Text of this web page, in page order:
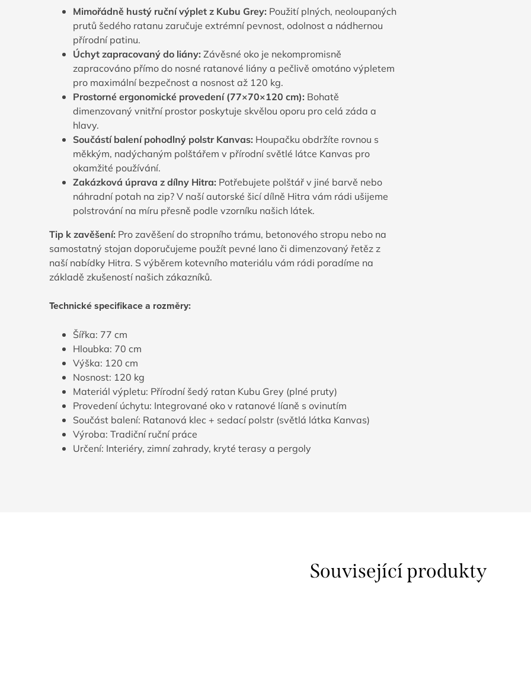
Mimořádně hustý ruční výplet z Kubu Grey: Použití plných, neoloupaných
prutů šedého ratanu zaručuje extrémní pevnost, odolnost a nádhernou
přírodní patinu.
Úchyt zapracovaný do liány: Závěsné oko je nekompromisně
zapracováno přímo do nosné ratanové liány a pečlivě omotáno výpletem
pro maximální bezpečnost a nosnost až 120 kg.
Prostorné ergonomické provedení (77×70×120 cm): Bohatě
dimenzovaný vnitřní prostor poskytuje skvělou oporu pro celá záda a
hlavy.
Součástí balení pohodlný polstr Kanvas: Houpačku obdržíte rovnou s
měkkým, nadýchaným polštářem v přírodní světlé látce Kanvas pro
okamžité používání.
Zakázková úprava z dílny Hitra: Potřebujete polštář v jiné barvě nebo
náhradní potah na zip? V naší autorské šicí dílně Hitra vám rádi ušijeme
polstrování na míru přesně podle vzorníku našich látek.
Tip k zavěšení: Pro zavěšení do stropního trámu, betonového stropu nebo na
samostatný stojan doporučujeme použít pevné lano či dimenzovaný řetěz z
naší nabídky Hitra. S výběrem kotevního materiálu vám rádi poradíme na
základě zkušeností našich zákazníků.
Technické specifikace a rozměry:
Šířka: 77 cm
Hloubka: 70 cm
Výška: 120 cm
Nosnost: 120 kg
Materiál výpletu: Přírodní šedý ratan Kubu Grey (plné pruty)
Provedení úchytu: Integrované oko v ratanové líaně s ovinutím
Součást balení: Ratanová klec + sedací polstr (světlá látka Kanvas)
Výroba: Tradiční ruční práce
Určení: Interiéry, zimní zahrady, kryté terasy a pergoly
Související produkty